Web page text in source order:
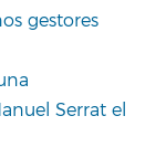
gestores
Serrat el